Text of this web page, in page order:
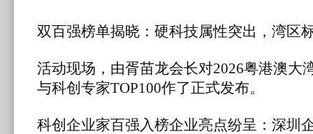
双百强榜单揭晓：硬科技属性突出，湾区
活动现场，由胥苗龙会长对2026粤港澳大
与科创专家TOP100作了正式发布。
科创企业家百强入榜企业亮点纷呈：深圳